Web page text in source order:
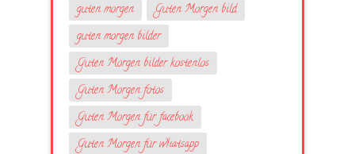
guten morgen
Guten Morgen bild
guten morgen bilder
Guten Morgen bilder kostenlos
Guten Morgen fotos
Guten Morgen für facebook
Guten Morgen für whatsapp